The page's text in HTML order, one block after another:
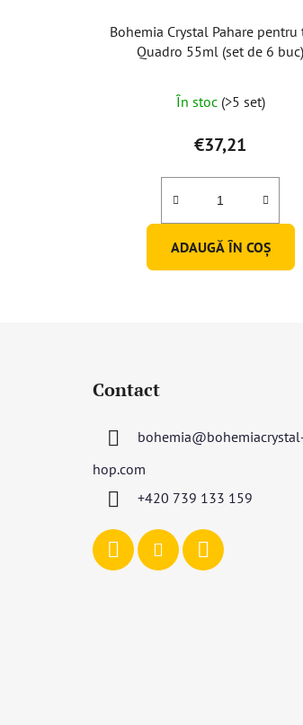
Bohemia Crystal Pahare pentru
Quadro 55ml (set de 6 buc)
medie
a
produsului
este
5,0
5
În stoc (>5 set)
€37,21
ADAUGĂ ÎN COŞ
Contact
bohemia@
hop.com
+420 739 133 159